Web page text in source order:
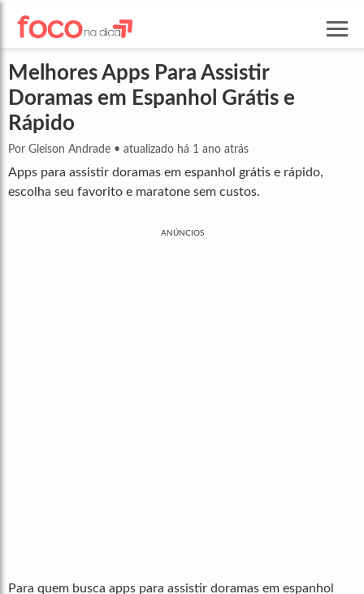
Melhores Apps Para Assistir
Doramas em Espanhol Grátis e
Rápido
Por Gleison Andrade • atualizado há 1 ano atrás
Apps para assistir doramas em espanhol grátis e rápido,
escolha seu favorito e maratone sem custos.
ANÚNCIOS
Para quem busca apps para assistir doramas em espanhol